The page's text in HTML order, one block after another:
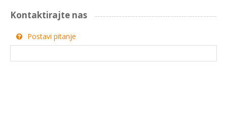
Kontaktirajte nas
Postavi pitanje